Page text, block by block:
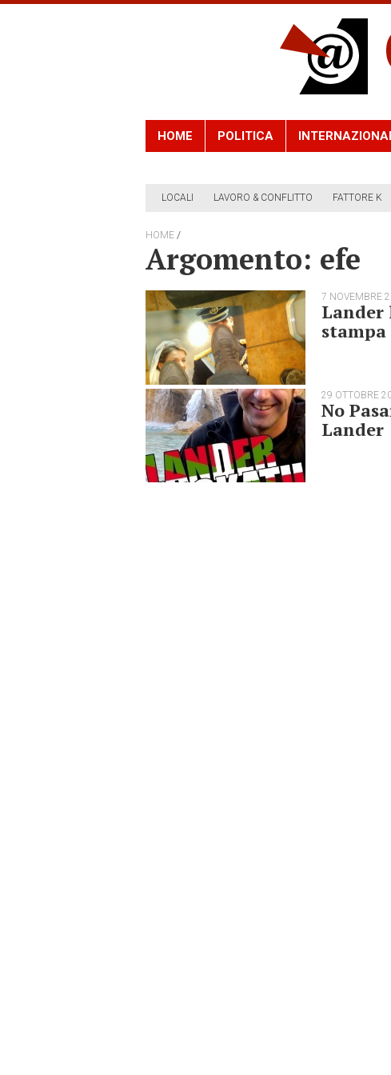
HOME POLITICA
LOCALI LAVORO & CONFLITTO FATTORE K
HOME /
Argomento: efe
7 NOVEMBRE
Lander
29 OTTOBRE
No
Lander